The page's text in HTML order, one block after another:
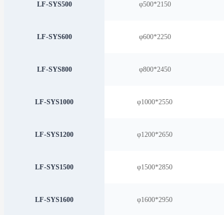
LF-SYS500 φ500*2150
LF-SYS600 φ600*2250
LF-SYS800 φ800*2450
LF-SYS1000 φ1000*2550
LF-SYS1200 φ1200*2650
LF-SYS1500 φ1500*2850
LF-SYS1600 φ1600*2950